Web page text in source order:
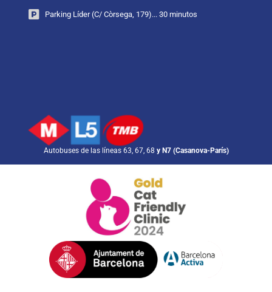
Parking Líder (C/ Còrsega, 179)... 30 minutos
Autobuses de las líneas 63, 67, 68 y N7 (Casanova-París)